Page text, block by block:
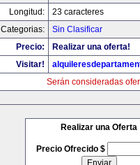
Longitud:
23 caracteres
Categorias:
Sin Clasificar
Precio:
Realizar una oferta!
Visitar!
Serán consideradas
Realizar una Oferta
Precio Ofrecido $